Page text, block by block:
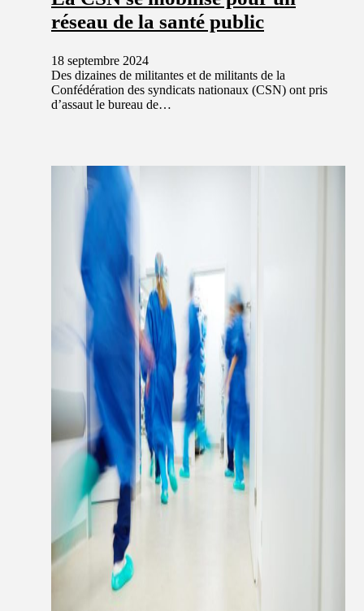
réseau de la santé public
18 septembre 2024
Des dizaines de militantes et de militants de la
Confédération des syndicats nationaux (CSN) ont pris
d’assaut le bureau de…